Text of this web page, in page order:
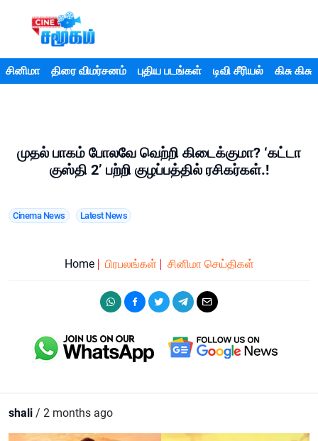
சினிமா திரை விமர்சனம் புதிய படங்கள் டிவி சீரியல் கிசு கிசு
முதல் பாகம் போலவே வெற்றி கிடைக்குமா? ‘கட்டா
குஸ்தி 2’ பற்றி குழப்பத்தில் ரசிகர்கள்.!
Cinema News Latest News
Home பிரபலங்கள் சினிமா செய்திகள்
shali / 2 months ago